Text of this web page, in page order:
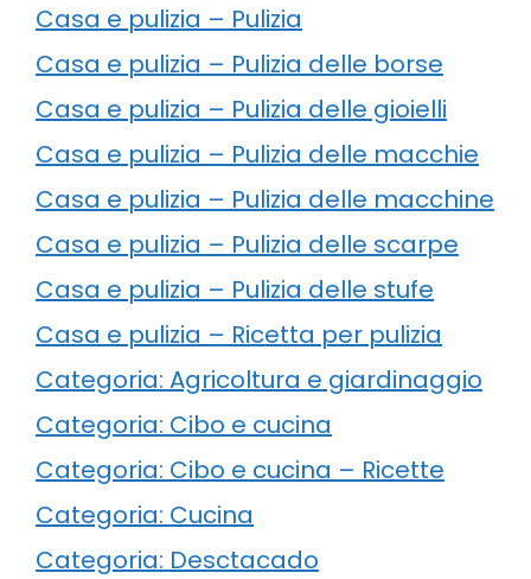
Casa e pulizia – Pulizia
Casa e pulizia – Pulizia delle borse
Casa e pulizia – Pulizia delle gioielli
Casa e pulizia – Pulizia delle macchie
Casa e pulizia – Pulizia delle macchine
Casa e pulizia – Pulizia delle scarpe
Casa e pulizia – Pulizia delle stufe
Casa e pulizia – Ricetta per pulizia
Categoria: Agricoltura e giardinaggio
Categoria: Cibo e cucina
Categoria: Cibo e cucina – Ricette
Categoria: Cucina
Categoria: Desctacado